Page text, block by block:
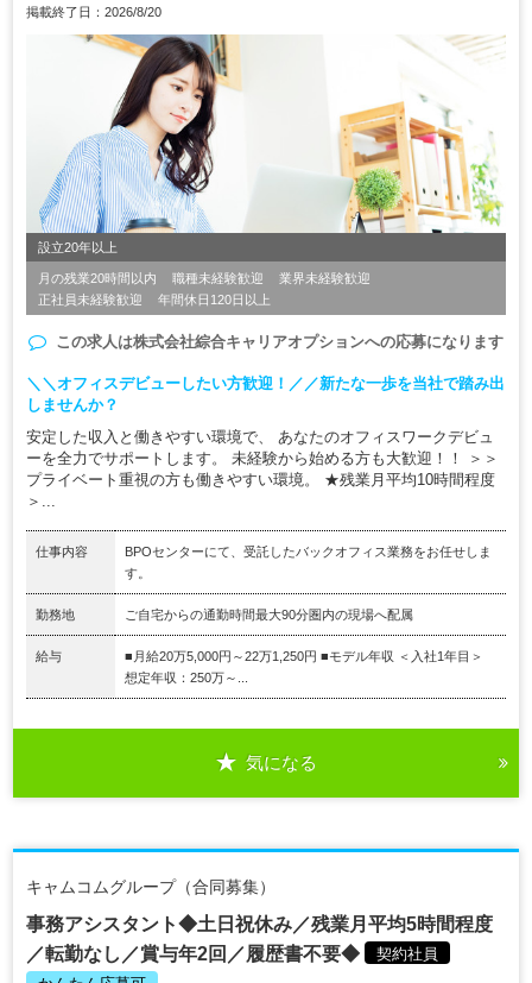
掲載終了日：2026/8/20
設立20年以上
月の残業20時間以内 職種未経験歓迎
業界未経験歓迎
正社員未経験歓迎
年間休日120日以上
この求人は株式会社綜合キャリアオプションへの応募になります
＼＼オフィスデビューしたい方歓迎！／／新たな一歩を当社で踏み出
しませんか？
安定した収入と働きやすい環境で、 あなたのオフィスワークデビュ
ーを全力でサポートします。 未経験から始める方も大歓迎！！ ＞＞
プライベート重視の方も働きやすい環境。 ★残業月平均10時間程度
＞...
仕事内容
BPOセンターにて、受託したバックオフィス業務をお任せしま
す。
勤務地 ご自宅からの通勤時間最大90分圏内の現場へ配属
給与
■月給20万5,000円～22万1,250円 ■モデル年収 ＜入社1年目＞
想定年収：250万～...
気になる
キャムコムグループ（合同募集）
事務アシスタント◆土日祝休み／残業月平均5時間程度
／転勤なし／賞与年2回／履歴書不要◆
契約社員